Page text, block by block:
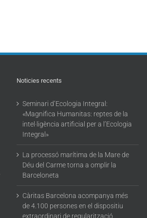
Noticies recents
Seminari d’Ecologia Integral:
«Magnifica Humanitas: reptes de la
intel·ligència artificial per a l’Ecologia
Integral»
La processó marítima de la Mare de
Déu del Carme torna a omplir la
Barceloneta
Càritas Barcelona acompanya més
de 4.100 persones en el dispositiu
extraordinari de regularització